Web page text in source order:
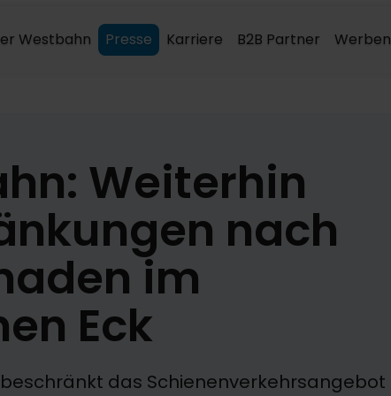
Westbahn Presse Karriere B2B Partner Werben
Weiterhin
nach
im
Eck
das Schienenverkehrsangebot